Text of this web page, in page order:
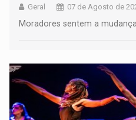
Geral 07 de Agosto de
Moradores sentem a